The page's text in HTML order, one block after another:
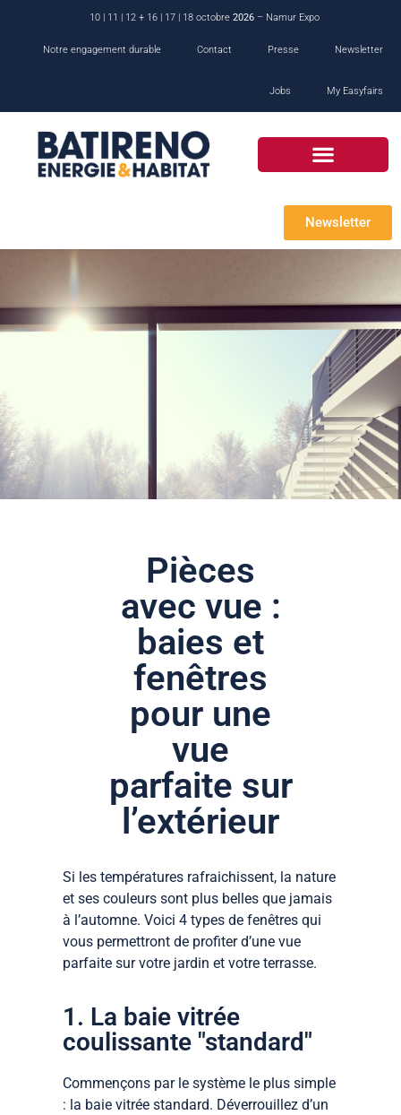
10 | 11 | 12 + 16 | 17 | 18 octobre 2026– Namur Expo
Notre engagement durable Contact Presse Newsletter
Jobs My Easyfairs
Newsletter
Pièces
avec vue :
baies et
fenêtres
pour une
vue
parfaite sur
l’extérieur
Si les températures rafraichissent, la nature
et ses couleurs sont plus belles que jamais
à l’automne. Voici 4 types de fenêtres qui
vous permettront de profiter d’une vue
parfaite sur votre jardin et votre terrasse.
1. La baie vitrée
coulissante "standard"
Commençons par le système le plus simple
: la baie vitrée standard. Déverrouillez d’un